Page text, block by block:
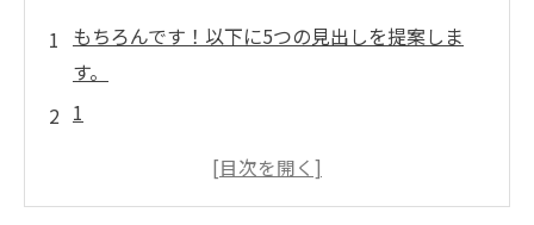
もちろんです！以下に5つの見出しを提案しま
す。
1